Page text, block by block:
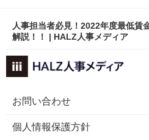
人事担当者必見！2022年度最低賃
解説！！ | HALZ人事メディア
お問い合わせ
個人情報保護方針